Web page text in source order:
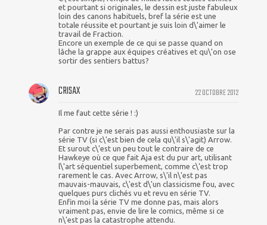
et pourtant si originales, le dessin est juste fabuleux
loin des canons habituels, bref la série est une
totale réussite et pourtant je suis loin d\'aimer le
travail de Fraction.
Encore un exemple de ce qui se passe quand on
lâche la grappe aux équipes créatives et qu\'on ose
sortir des sentiers battus?
22 OCTOBRE 2012
CRISAX
Il me faut cette série ! :)
Par contre je ne serais pas aussi enthousiaste sur la
série TV (si c\'est bien de cela qu\'il s\'agit) Arrow.
Et surout c\'est un peu tout le contraire de ce
Hawkeye où ce que fait Aja est du pur art, utilisant
l\'art séquentiel superbement, comme c\'est trop
rarement le cas. Avec Arrow, s\'il n\'est pas
mauvais-mauvais, c\'est d\'un classicisme fou, avec
quelques purs clichés vu et revu en série TV.
Enfin moi la série TV me donne pas, mais alors
vraiment pas, envie de lire le comics, même si ce
n\'est pas la catastrophe attendu.